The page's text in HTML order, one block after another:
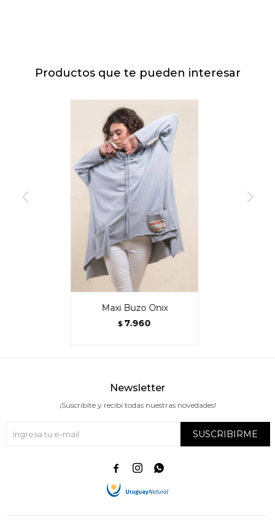
Productos que te pueden interesar
Maxi Buzo Onix
$ 7.960
Newsletter
¡Suscribite y recibí todas nuestras novedades!
SUSCRIBIRME
  